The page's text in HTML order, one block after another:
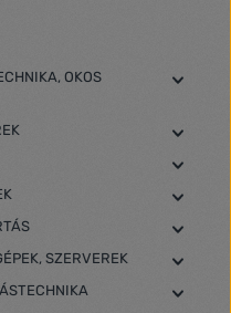
OKOS
SZERVEREK